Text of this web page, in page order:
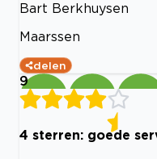
Bart Berkhuysen
Maarssen
delen
9
4 sterren: goede